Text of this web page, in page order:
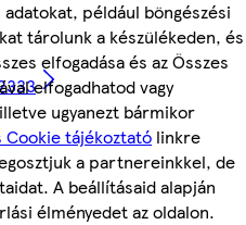
például böngészési
tárolunk a készülékeden, és
elfogadása és az Összes
elfogadhatod vagy
ugyanezt bármikor
Cookie tájékoztató linkre
a partnereinkkel, de
A beállításaid alapján
élményedet az oldalon.